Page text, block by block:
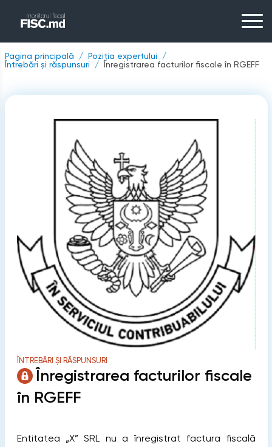
Pagina principală
Poziția expertului
Întrebări și răspunsuri
Înregistrarea facturilor fiscale în RGEFF
ÎNTREBĂRI ȘI RĂSPUNSURI
Înregistrarea facturilor fiscale
în RGEFF
Entitatea „X” SRL nu a înregistrat factura fiscală